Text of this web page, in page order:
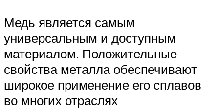
Медь является самым
универсальным и доступным
материалом. Положительные
свойства металла обеспечивают
широкое применение его сплавов
во многих отраслях